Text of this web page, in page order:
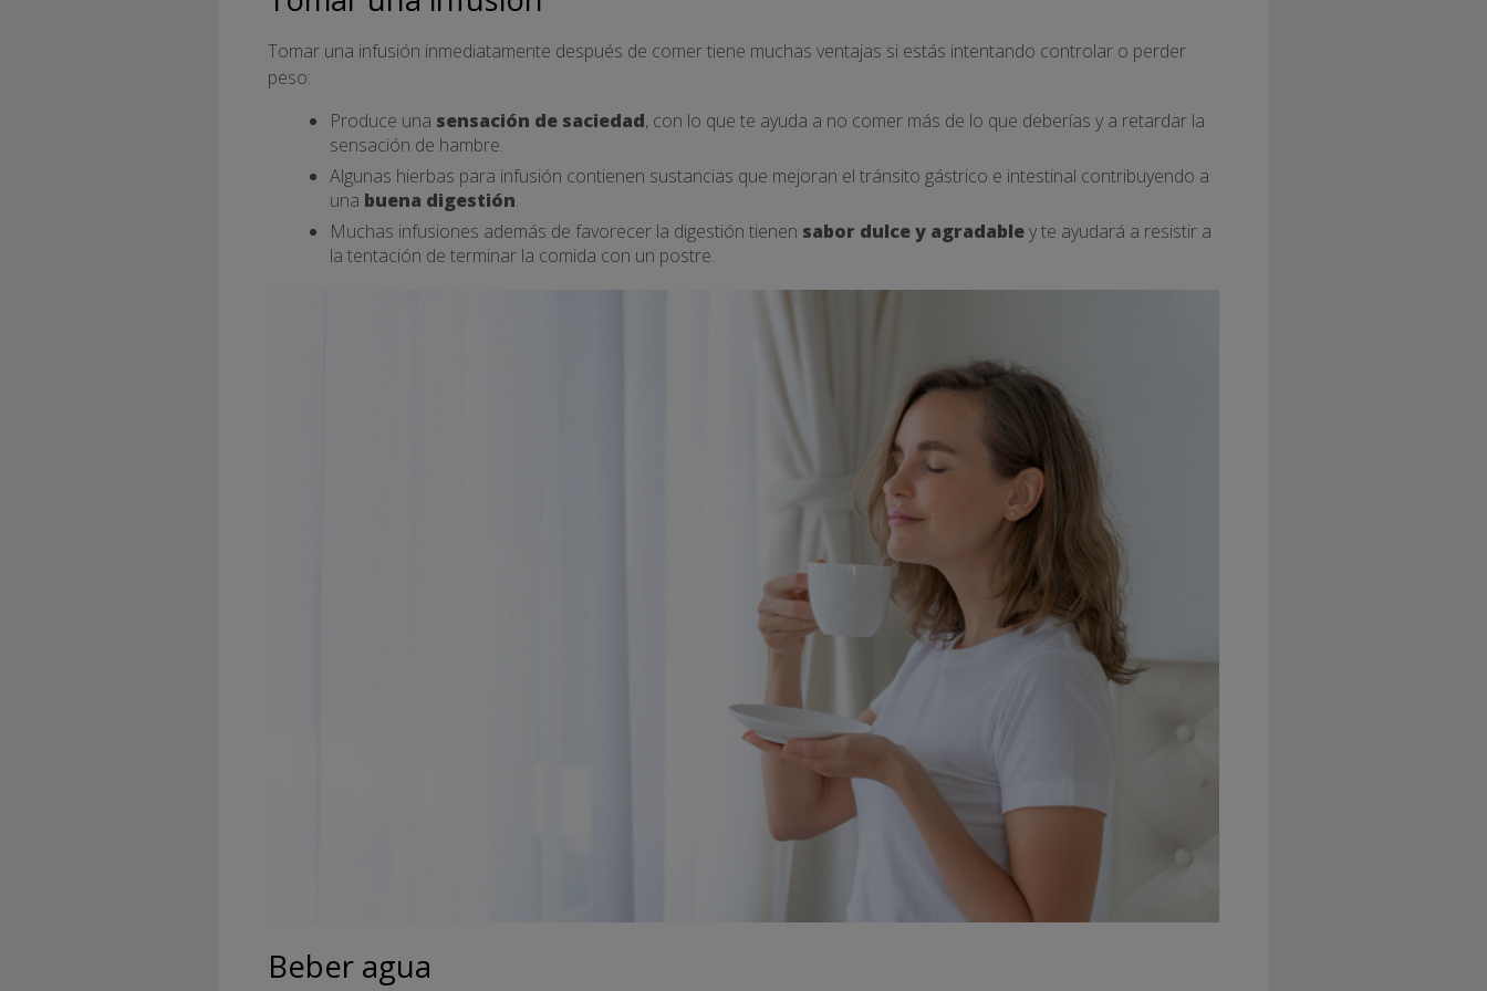
Tomar una infusión inmediatamente después de comer tiene muchas ventajas si estás intentando controlar o perder
peso:
Produce una sensación de saciedad, con lo que te ayuda a no comer más de lo que deberías y a retardar la
sensación de hambre.
Algunas hierbas para infusión contienen sustancias que mejoran el tránsito gástrico e intestinal contribuyendo a
una buena digestión.
Muchas infusiones además de favorecer la digestión tienen sabor dulce y agradabley te ayudará a resistir a
la tentación de terminar la comida con un postre.
Beber agua